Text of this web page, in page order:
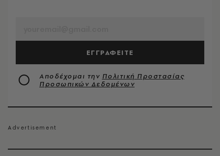
ΕΓΓΡΑΦΕΙΤΕ
Αποδέχομαι την Πολιτική Προστασίας
Προσωπικών Δεδομένων